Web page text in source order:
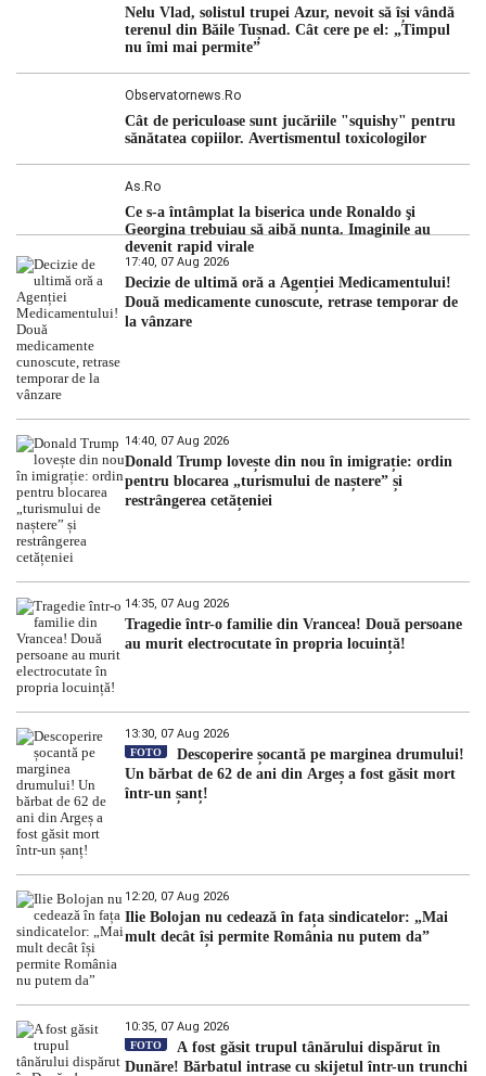
hidrologic din ultimii ani. Lipsa […]
Nelu Vlad, solistul trupei Azur, nevoit să își vândă
terenul din Băile Tușnad. Cât cere pe el: „Timpul
nu îmi mai permite”
Observatornews.ro
Cât de periculoase sunt jucăriile "squishy" pentru
sănătatea copiilor. Avertismentul toxicologilor
As.ro
Ce s-a întâmplat la biserica unde Ronaldo şi
Georgina trebuiau să aibă nunta. Imaginile au
devenit rapid virale
17:40, 07 Aug 2026
Decizie de ultimă oră a Agenției Medicamentului!
Două medicamente cunoscute, retrase temporar de
la vânzare
14:40, 07 Aug 2026
Donald Trump lovește din nou în imigrație: ordin
pentru blocarea „turismului de naștere” și
restrângerea cetățeniei
14:35, 07 Aug 2026
Tragedie într-o familie din Vrancea! Două persoane
au murit electrocutate în propria locuință!
13:30, 07 Aug 2026
FOTO
Descoperire șocantă pe marginea drumului!
Un bărbat de 62 de ani din Argeș a fost găsit mort
într-un șanț!
12:20, 07 Aug 2026
Ilie Bolojan nu cedează în fața sindicatelor: „Mai
mult decât își permite România nu putem da”
10:35, 07 Aug 2026
FOTO
A fost găsit trupul tânărului dispărut în
Dunăre! Bărbatul intrase cu skijetul într-un trunchi